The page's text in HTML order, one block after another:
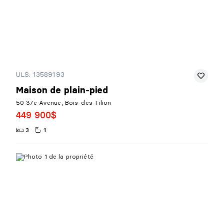
ULS: 13589193
Maison de plain-pied
50 37e Avenue, Bois-des-Filion
449 900$
3 1